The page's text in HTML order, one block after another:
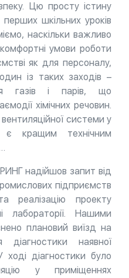
Цю просту істину
шкільних уроків
наскільки важливо
умови роботи
як для персоналу,
із таких заходів –
газів і парів, що
хімічних речовин.
системи у
є кращим технічним
надійшов запит від
підприємств
реалізацію проекту
лабораторії. Нашими
плановий виїзд на
наявної
діагностики було
у приміщеннях